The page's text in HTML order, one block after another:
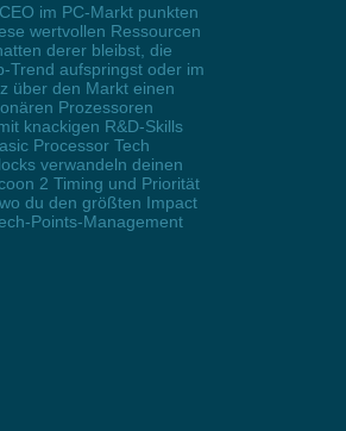
im PC-Markt punkten
wertvollen Ressourcen
derer bleibst, die
Trend aufspringst oder im
über den Markt einen
Prozessoren
knackigen R&D-Skills
Processor Tech
verwandeln deinen
2 Timing und Priorität
du den größten Impact
Points-Management